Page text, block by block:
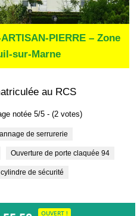
PIERRE – Zone
sur-Marne
au RCS
notée 5/5 - (2 votes)
de serrurerie
Ouverture de porte claquée 94
cylindre de sécurité
OUVERT !